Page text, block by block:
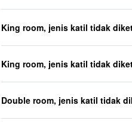
King room, jenis katil tidak
King room, jenis katil tidak
Double room, jenis katil tidak